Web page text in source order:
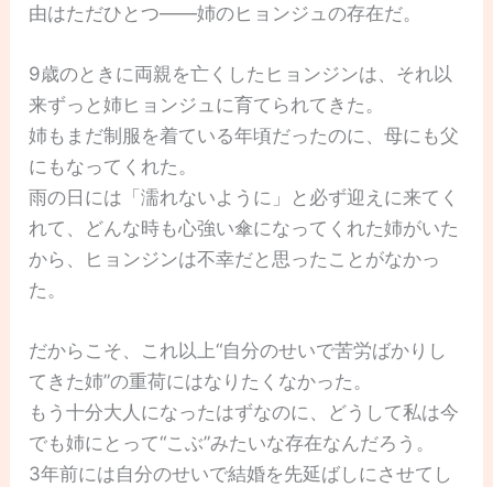
由はただひとつ――姉のヒョンジュの存在だ。
9歳のときに両親を亡くしたヒョンジンは、それ以
来ずっと姉ヒョンジュに育てられてきた。
姉もまだ制服を着ている年頃だったのに、母にも父
にもなってくれた。
雨の日には「濡れないように」と必ず迎えに来てく
れて、どんな時も心強い傘になってくれた姉がいた
から、ヒョンジンは不幸だと思ったことがなかっ
た。
だからこそ、これ以上“自分のせいで苦労ばかりし
てきた姉”の重荷にはなりたくなかった。
もう十分大人になったはずなのに、どうして私は今
でも姉にとって“こぶ”みたいな存在なんだろう。
3年前には自分のせいで結婚を先延ばしにさせてし